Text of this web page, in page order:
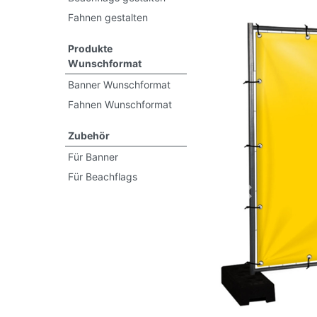
Fahnen gestalten
Produkte
Wunschformat
Banner Wunschformat
Fahnen Wunschformat
Zubehör
Für Banner
Für Beachflags
Previous